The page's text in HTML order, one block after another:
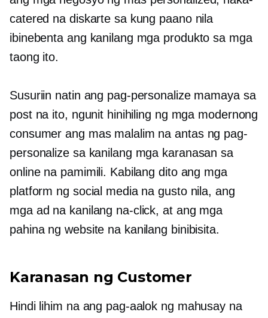
catered na diskarte sa kung paano nila
ibinebenta ang kanilang mga produkto sa mga
taong ito.
Susuriin natin ang pag-personalize mamaya sa
post na ito, ngunit hinihiling ng mga modernong
consumer ang mas malalim na antas ng pag-
personalize sa kanilang mga karanasan sa
online na pamimili. Kabilang dito ang mga
platform ng social media na gusto nila, ang
mga ad na kanilang na-click, at ang mga
pahina ng website na kanilang binibisita.
Karanasan ng Customer
Hindi lihim na ang pag-aalok ng mahusay na